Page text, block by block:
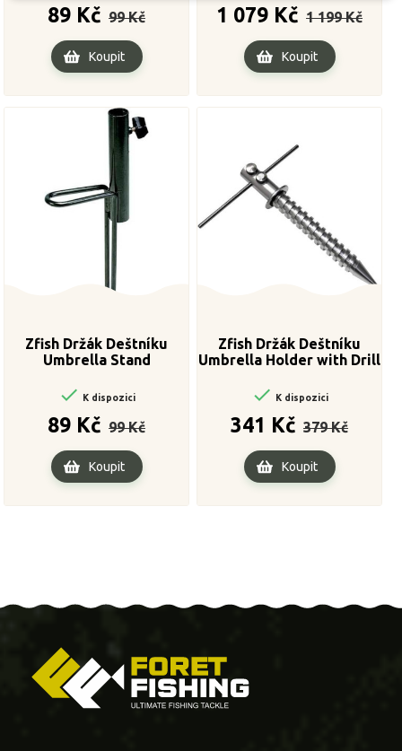
89 Kč
cena
99 Kč
Koupit
1 079 Kč
cena
1 199 Kč
Koupit
Zfish Držák Deštníku
Umbrella Stand
 K dispozici
89 Kč
cena
99 Kč
Koupit
Zfish Držák Deštníku
Umbrella Holder with Drill
 K dispozici
341 Kč
cena
379 Kč
Koupit